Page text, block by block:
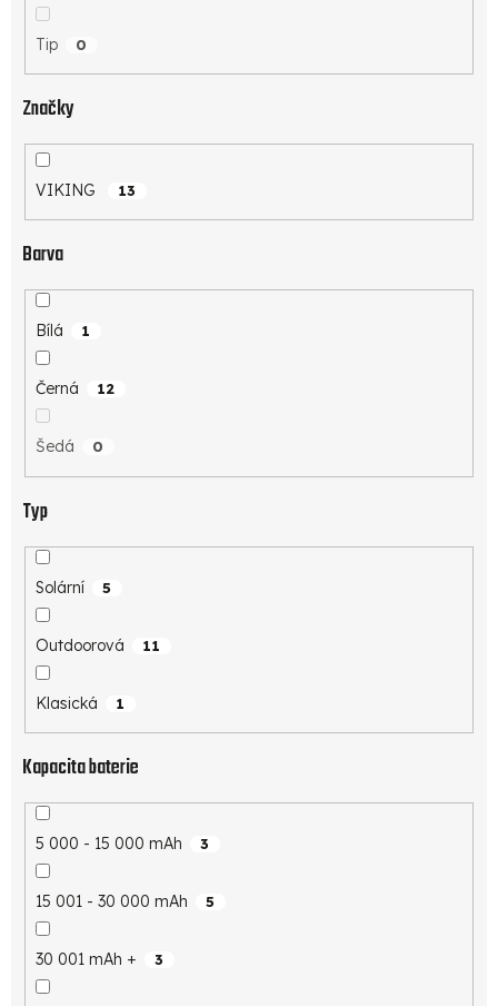
Tip 0
Značky
VIKING 13
Barva
Bílá 1
Černá 12
Šedá 0
Typ
Solární 5
Outdoorová 11
Klasická 1
Kapacita baterie
5 000 - 15 000 mAh 3
15 001 - 30 000 mAh 5
30 001 mAh + 3